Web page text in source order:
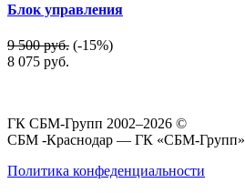
Блок управления
9 500 руб. (-15%)
8 075 руб.
ГК СБМ-Групп 2002–2026 ©
СБМ -Краснодар — ГК «СБМ-Групп»
Политика конфеденциальности